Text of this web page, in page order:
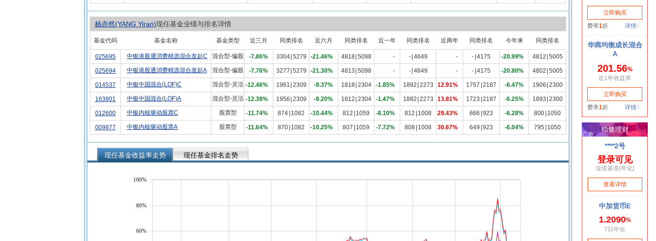
杨亦然(YANG Yiran)现任基金业绩与排名详情
基金代码 基金名称 基金类型 近三月 同类排名 近六月 同类排名 近一年 同类排名 近两年 同类排名 今年来 同类排名
025695 中银港股通消费精选混合发起C 混合型-偏股 -7.86% 3304 5279 -21.46% 4818 5098 - - 4649 - - 4175 -20.99% 4812 5005
025694 中银港股通消费精选混合发起A 混合型-偏股 -7.76% 3277 5279 -21.30% 4813 5098 - - 4649 - - 4175 -20.80% 4802 5005
014537 中银中国混合(LOF)C 混合型-灵活 -12.46% 1961 2309 -9.37% 1818 2304 -1.85% 1892 2273 12.91% 1757 2187 -6.47% 1906 2300
163801 中银中国混合(LOF)A 混合型-灵活 -12.38% 1956 2309 -9.20% 1812 2304 -1.47% 1882 2273 13.81% 1723 2187 -6.25% 1893 2300
012600 中银内核驱动股票C 股票型 -11.74% 874 1082 -10.44% 812 1059 -8.10% 812 1008 29.43% 666 923 -6.28% 800 1050
009877 中银内核驱动股票A 股票型 -11.64% 870 1082 -10.25% 807 1059 -7.72% 808 1008 30.67% 649 923 -6.04% 795 1050
现任基金收益率走势 现任基金排名走势
60%
80%
100%